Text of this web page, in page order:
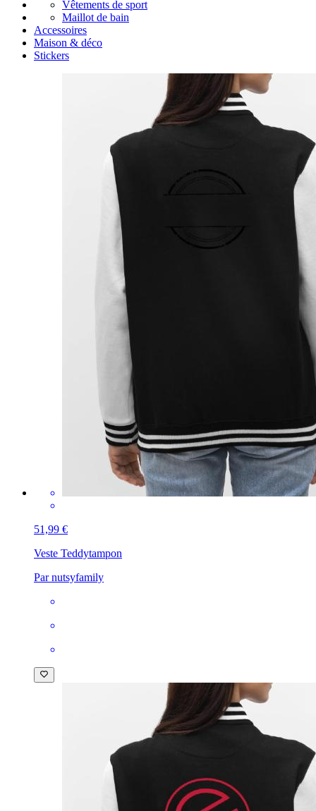
Vêtements de sport
Maillot de bain
Accessoires
Maison & déco
Stickers
51,99 €
Veste Teddytampon
Par nutsyfamily